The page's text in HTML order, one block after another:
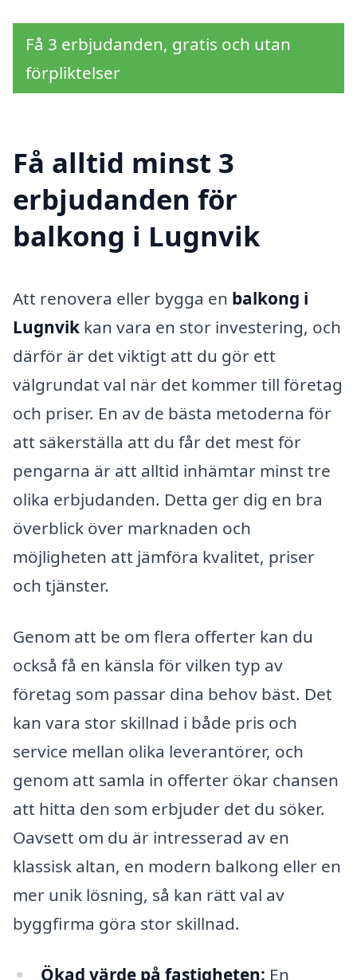
Få 3 erbjudanden, gratis och utan
förpliktelser
Få alltid minst 3
erbjudanden för
balkong i Lugnvik
Att renovera eller bygga en balkong i
Lugnvik kan vara en stor investering, och
därför är det viktigt att du gör ett
välgrundat val när det kommer till företag
och priser. En av de bästa metoderna för
att säkerställa att du får det mest för
pengarna är att alltid inhämtar minst tre
olika erbjudanden. Detta ger dig en bra
överblick över marknaden och
möjligheten att jämföra kvalitet, priser
och tjänster.
Genom att be om flera offerter kan du
också få en känsla för vilken typ av
företag som passar dina behov bäst. Det
kan vara stor skillnad i både pris och
service mellan olika leverantörer, och
genom att samla in offerter ökar chansen
att hitta den som erbjuder det du söker.
Oavsett om du är intresserad av en
klassisk altan, en modern balkong eller en
mer unik lösning, så kan rätt val av
byggfirma göra stor skillnad.
Ökad värde på fastigheten: En